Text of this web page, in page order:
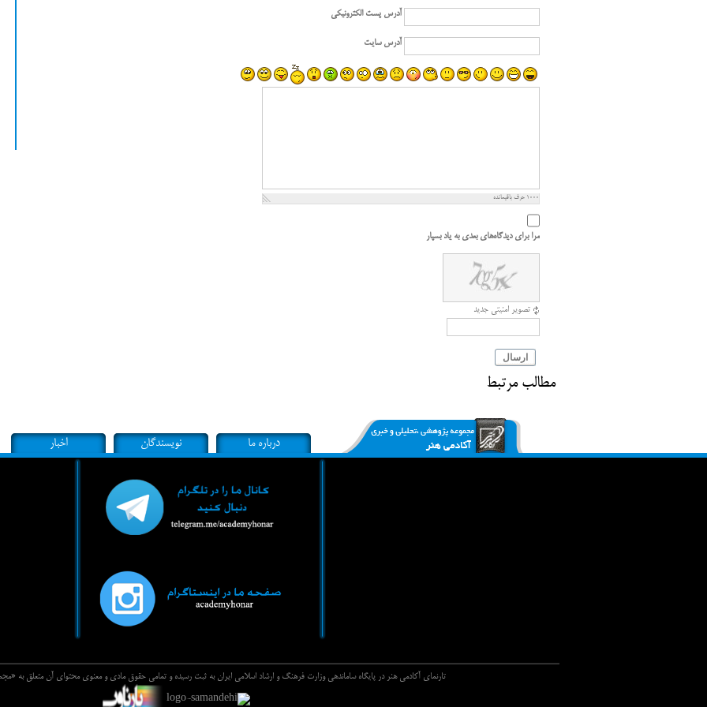
آدرس پست الکترونیکی
آدرس سایت
1000 حرف باقیمانده
مرا برای دیدگاه‌های بعدی به یاد بسپار
تصویر امنیتی جدید
ارسال
مطالب مرتبط
درباره ما نویسندگان اخبار
تارنماي آکادمي هنر در پايگاه ساماندهي وزارت فرهنگ و ارشاد اسلامي ايران به ثبت رسيده و تمامي حقوق مادي و معنوي محتواي آن متعلق به